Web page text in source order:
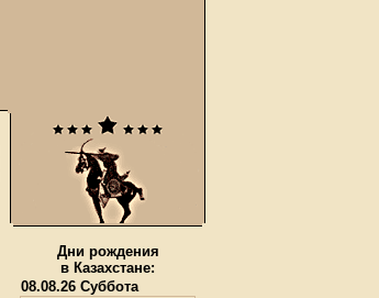
Дни рождения
в Казахстане:
08.08.26 Суббота